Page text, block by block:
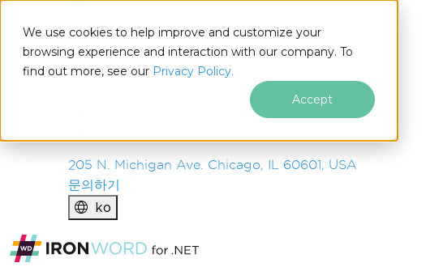
We use cookies to help improve and customize your
browsing experience and interaction with our company. To
find out more, see our Privacy Policy.
Accept
IRONSOFTWARE
제품
기업
205 N. Michigan Ave. Chicago, IL 60601, USA
문의하기
ko